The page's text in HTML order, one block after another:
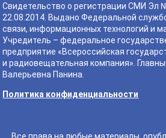
Свидетельство о регистрации СМИ Эл
22.08.2014. Выдано Федеральной
связи, информационных технологий и
Учредитель – федеральное
предприятие «Всероссийская
и радиовещательная компания».
Валерьевна Панина.
Политика конфиденциальности
Все права на любые материалы,